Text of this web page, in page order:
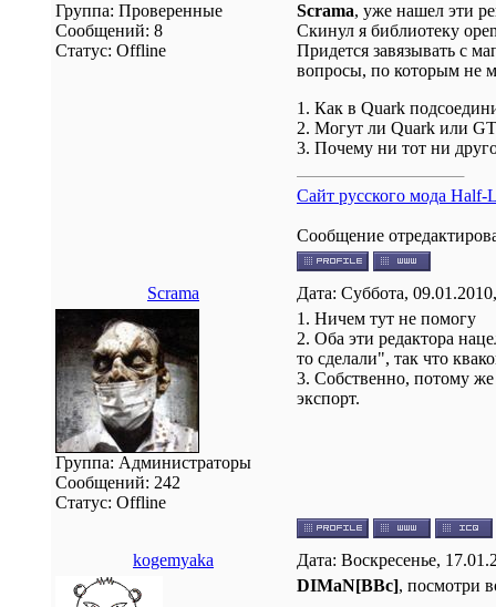
Группа: Проверенные
Сообщений: 8
Статус: Offline
Scrama, уже нашел эти
Скинул я библиотеку
Придется завязывать с
вопросы, по которым не
1. Как в Quark
2. Могут ли Quark или
3. Почему ни тот ни
Сайт русского мода Half-
Сообщение
Scrama Дата: Суббота,
Группа: Администраторы
Сообщений: 242
Статус: Offline
1. Ничем тут не помогу
2. Оба эти редактора
то сделали", так что
3. Собственно, потому
экспорт.
kogemyaka Дата: Воскресенье,
DIMaN[BBc], посмотри